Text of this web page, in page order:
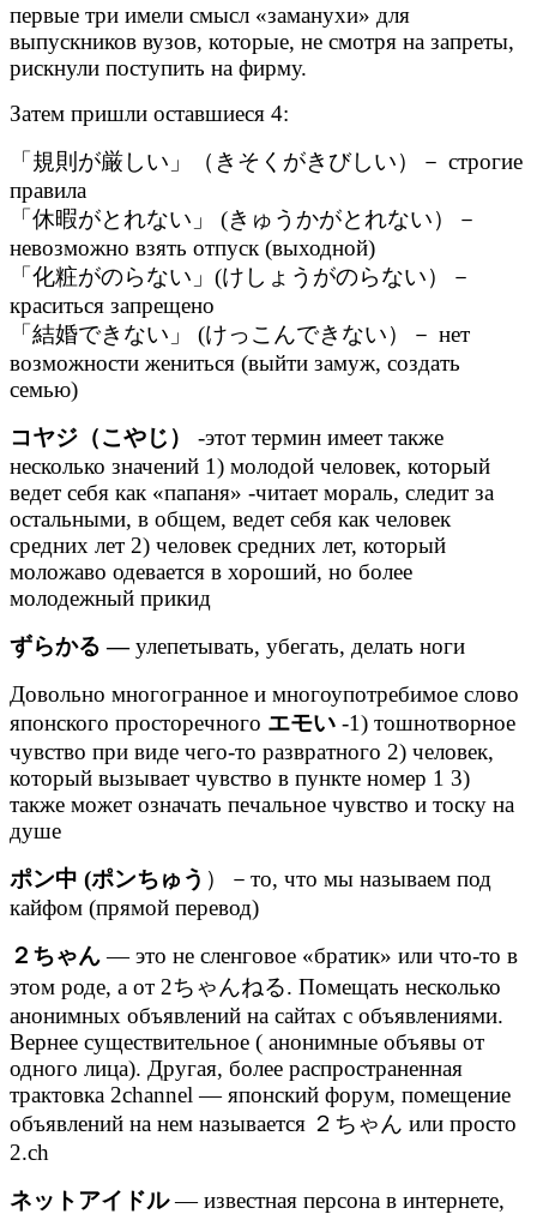
первые три имели смысл «заманухи» для
выпускников вузов, которые, не смотря на запреты,
рискнули поступить на фирму.
Затем пришли оставшиеся 4:
「規則が厳しい」（きそくがきびしい）－ строгие
правила
「休暇がとれない」 (きゅうかがとれない）－
невозможно взять отпуск (выходной)
「化粧がのらない」(けしょうがのらない）－
краситься запрещено
「結婚できない」 (けっこんできない）－ нет
возможности жениться (выйти замуж, создать
семью)
コヤジ（こやじ）
-этот термин имеет также
несколько значений 1) молодой человек, который
ведет себя как «папаня» -читает мораль, следит за
остальными, в общем, ведет себя как человек
средних лет 2) человек средних лет, который
моложаво одевается в хороший, но более
молодежный прикид
ずらかる —улепетывать, убегать, делать ноги
Довольно многогранное и многоупотребимое слово
японского просторечного エモい -1) тошнотворное
чувство при виде чего-то развратного 2) человек,
который вызывает чувство в пункте номер 1 3)
также может означать печальное чувство и тоску на
душе
ポン中 (ポンちゅう ）－то, что мы называем под
кайфом (прямой перевод)
２ちゃん— это не сленговое «братик» или что-то в
этом роде, а от 2ちゃんねる. Помещать несколько
анонимных объявлений на сайтах с объявлениями.
Вернее существительное ( анонимные объявы от
одного лица). Другая, более распространенная
трактовка 2channel — японский форум, помещение
объявлений на нем называется ２ちゃん или просто
2.ch
ネットアイドル— известная персона в интернете,